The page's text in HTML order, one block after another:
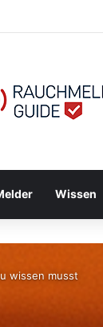
du deine
Wissen
wissen musst